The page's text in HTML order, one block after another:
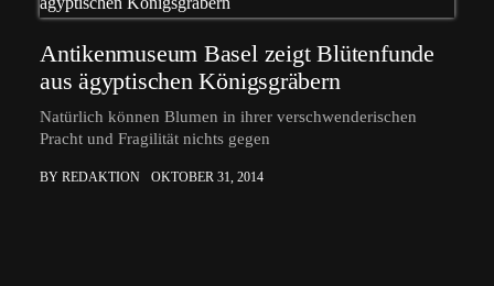
Antikenmuseum Basel zeigt Blütenfunde
aus ägyptischen Königsgräbern
Natürlich können Blumen in ihrer verschwenderischen
Pracht und Fragilität nichts gegen
BY REDAKTION OKTOBER 31, 2014